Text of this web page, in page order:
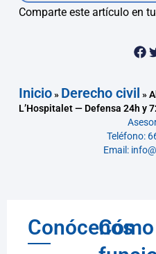
Comparte este artículo en
Inicio» Derecho civil »
L’Hospitalet — Defensa 24h y
Teléfono:
Email:
Conócenos
Cómo